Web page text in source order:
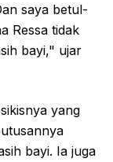
saya betul-
Ressa tidak
bayi," ujar
yang
bayi. Ia juga